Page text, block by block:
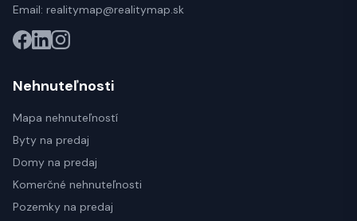
Email: realitymap@realitymap.sk
Nehnuteľnosti
Mapa nehnuteľností
Byty na predaj
Domy na predaj
Komerčné nehnuteľnosti
Pozemky na predaj